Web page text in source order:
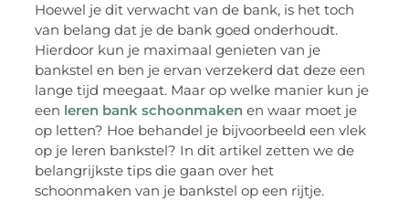
Hoewel je dit verwacht van de bank, is het toch
van belang dat je de bank goed onderhoudt.
Hierdoor kun je maximaal genieten van je
bankstel en ben je ervan verzekerd dat deze een
lange tijd meegaat. Maar op welke manier kun je
een leren bank schoonmaken en waar moet je
op letten? Hoe behandel je bijvoorbeeld een vlek
op je leren bankstel? In dit artikel zetten we de
belangrijkste tips die gaan over het
schoonmaken van je bankstel op een rijtje.